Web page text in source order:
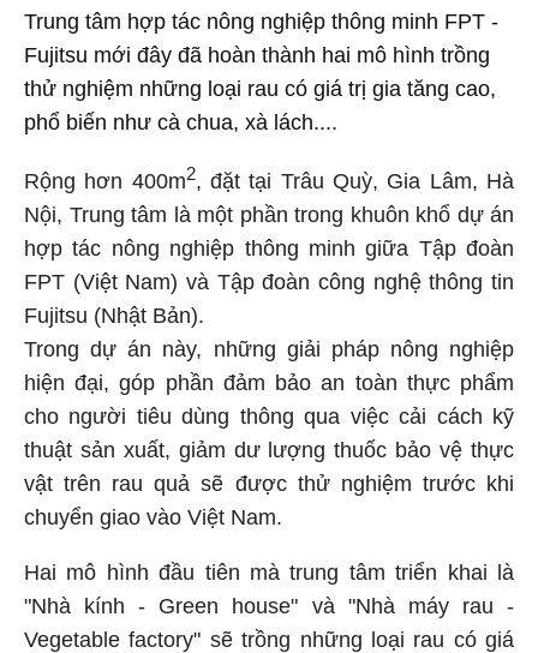
Trung tâm hợp tác nông nghiệp thông minh FPT -
Fujitsu mới đây đã hoàn thành hai mô hình trồng
thử nghiệm những loại rau có giá trị gia tăng cao,
phổ biến như cà chua, xà lách....
Rộng hơn 400m2, đặt tại Trâu Quỳ, Gia Lâm, Hà
Nội, Trung tâm là một phần trong khuôn khổ dự án
hợp tác nông nghiệp thông minh giữa Tập đoàn
FPT (Việt Nam) và Tập đoàn công nghệ thông tin
Fujitsu (Nhật Bản).
Trong dự án này, những giải pháp nông nghiệp
hiện đại, góp phần đảm bảo an toàn thực phẩm
cho người tiêu dùng thông qua việc cải cách kỹ
thuật sản xuất, giảm dư lượng thuốc bảo vệ thực
vật trên rau quảsẽ được thử nghiệm trước khi
chuyển giao vào Việt Nam.
Hai mô hình đầu tiên mà trung tâm triển khai là
"Nhà kính - Green house" và "Nhà máy rau -
Vegetable factory" sẽ trồng những loại rau có giá